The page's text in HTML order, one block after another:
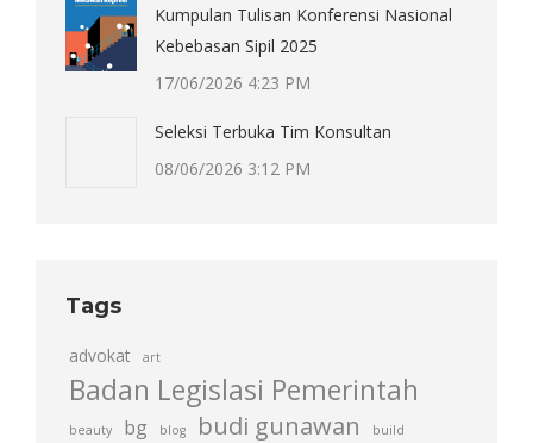
Kumpulan Tulisan Konferensi Nasional
Kebebasan Sipil 2025
17/06/2026 4:23 PM
Seleksi Terbuka Tim Konsultan
08/06/2026 3:12 PM
Tags
advokat art
Badan Legislasi Pemerintah
beauty bg blog budi gunawan build